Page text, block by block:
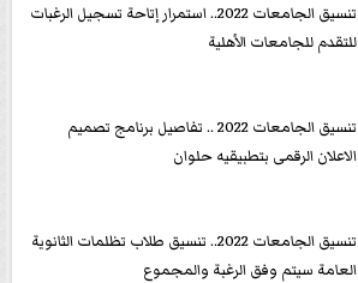
تنسيق الجامعات 2022.. استمرار إتاحة تسجيل الرغبات
للتقدم للجامعات الأهلية
تنسيق الجامعات 2022 .. تفاصيل برنامج تصميم
الاعلان الرقمى بتطبيقيه حلوان
تنسيق الجامعات 2022.. تنسيق طلاب تظلمات الثانوية
العامة سيتم وفق الرغبة والمجموع